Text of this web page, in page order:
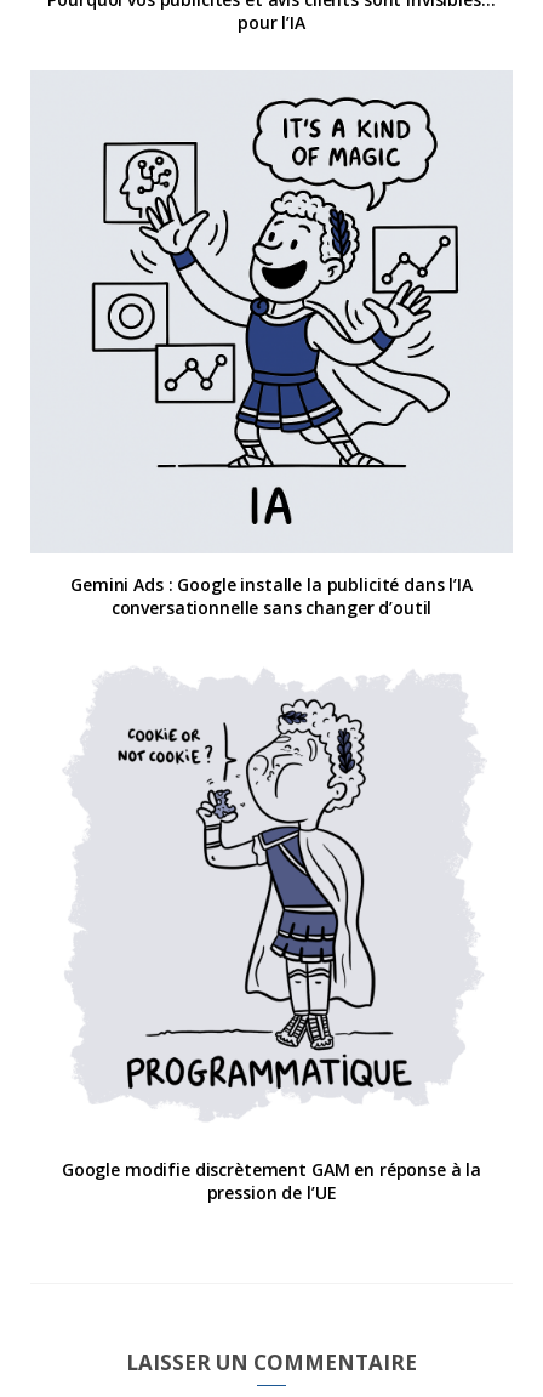
pour l’IA
Gemini Ads : Google installe la publicité dans l’IA
conversationnelle sans changer d’outil
Google modifie discrètement GAM en réponse à la
pression de l’UE
LAISSER UN COMMENTAIRE